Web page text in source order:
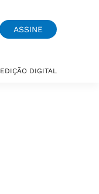
ASSINE
EDIÇÃO DIGITAL